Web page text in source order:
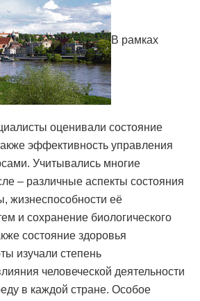
В рамках
оценивали состояние
эффективность управления
Учитывались многие
– различные аспекты состояния
жизнеспособности её
и сохранение биологического
состояние здоровья
изучали степень
человеческой деятельности
в каждой стране. Особое